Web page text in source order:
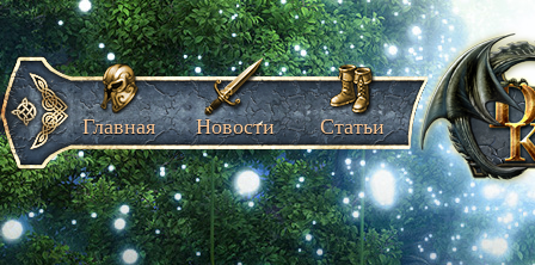
Главная Новости Статьи